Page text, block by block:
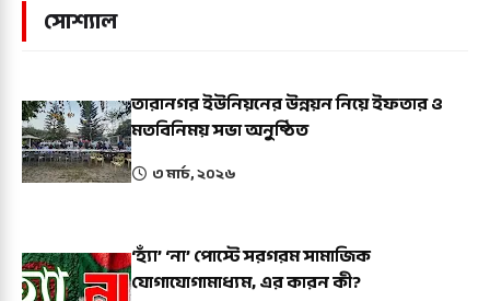
সোশ্যাল
তারানগর ইউনিয়নের উন্নয়ন নিয়ে ইফতার ও
মতবিনিময় সভা অনুষ্ঠিত
৩ মার্চ, ২০২৬
‘হ্যাঁ’ ‘না’ পোস্টে সরগরম সামাজিক
যোগাযোগামাধ্যম, এর কারন কী?